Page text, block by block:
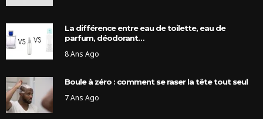
La différence entre eau de toilette, eau de
parfum, déodorant…
8 Ans Ago
Boule à zéro : comment se raser la tête tout seul
7 Ans Ago